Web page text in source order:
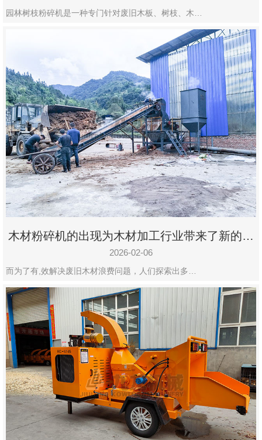
园林树枝粉碎机是一种专门针对废旧木板、树枝、木…
木材粉碎机的出现为木材加工行业带来了新的变
化
2026-02-06
而为了有,效解决废旧木材浪费问题，人们探索出多…